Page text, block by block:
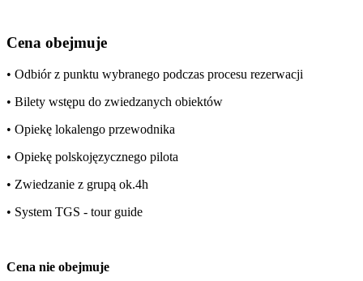
Cena obejmuje
• Odbiór z punktu wybranego podczas procesu rezerwacji
• Bilety wstępu do zwiedzanych obiektów
• Opiekę lokalengo przewodnika
• Opiekę polskojęzycznego pilota
• Zwiedzanie z grupą ok.4h
• System TGS - tour guide
Cena nie obejmuje